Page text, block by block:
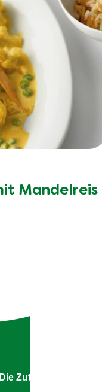
Mandelreis
Die Zutatenliste ist